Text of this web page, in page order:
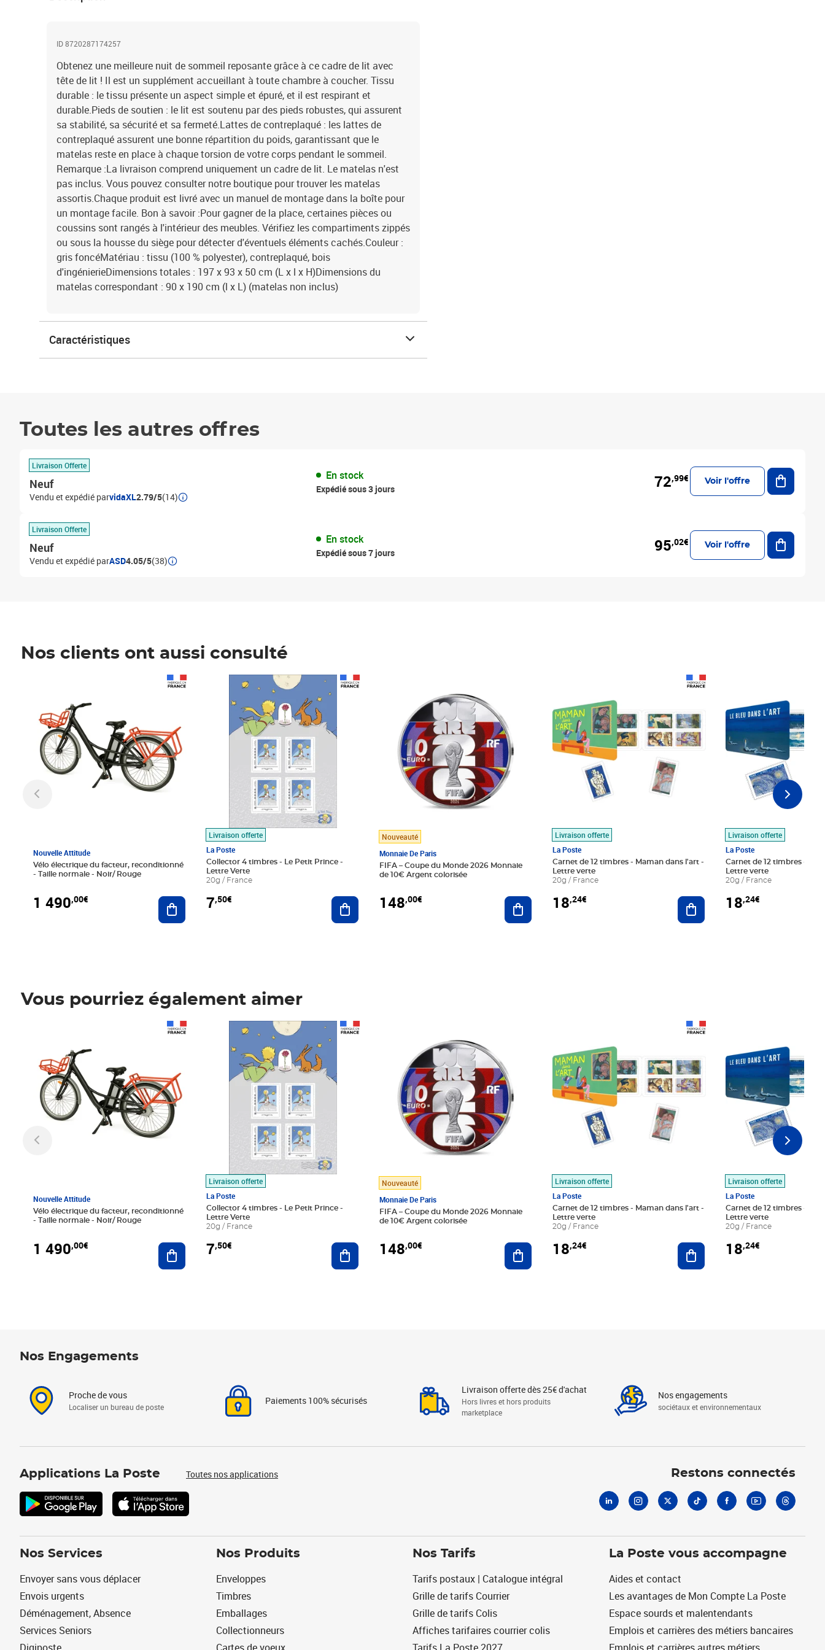
ID 8720287174257
Obtenez une meilleure nuit de sommeil reposante grâce à ce cadre de lit avec
tête de lit ! Il est un supplément accueillant à toute chambre à coucher. Tissu
durable : le tissu présente un aspect simple et épuré, et il est respirant et
durable.Pieds de soutien : le lit est soutenu par des pieds robustes, qui assurent
sa stabilité, sa sécurité et sa fermeté.Lattes de contreplaqué : les lattes de
contreplaqué assurent une bonne répartition du poids, garantissant que le
matelas reste en place à chaque torsion de votre corps pendant le sommeil.
Remarque :La livraison comprend uniquement un cadre de lit. Le matelas n'est
pas inclus. Vous pouvez consulter notre boutique pour trouver les matelas
assortis.Chaque produit est livré avec un manuel de montage dans la boîte pour
un montage facile. Bon à savoir :Pour gagner de la place, certaines pièces ou
coussins sont rangés à l'intérieur des meubles. Vérifiez les compartiments zippés
ou sous la housse du siège pour détecter d'éventuels éléments cachés.Couleur :
gris foncéMatériau : tissu (100 % polyester), contreplaqué, bois
d'ingénierieDimensions totales : 197 x 93 x 50 cm (L x l x H)Dimensions du
matelas correspondant : 90 x 190 cm (l x L) (matelas non inclus)
Caractéristiques
Toutes les autres offres
Livraison Offerte
Neuf
Vendu et expédié parvidaXL2.79/5(14)
En stock
Expédié sous 3 jours 72,99€ Voir l'offre
Ajouter
Livraison Offerte
Neuf
Vendu et expédié parASD4.05/5(38)
En stock
Expédié sous 7 jours 95,02€ Voir l'offre
Ajouter
Nos clients ont aussi consulté
Nouvelle Attitude
Vélo électrique du facteur, reconditionné
- Taille normale - Noir/ Rouge
1 490,00€ Ajouter au panier
Livraison offerte
La Poste
Collector 4 timbres - Le Petit Prince -
Lettre Verte
20g / France
7,50€
Prix 7,50€
Ajouter au panier
Nouveauté
Monnaie De Paris
FIFA – Coupe du Monde 2026 Monnaie
de 10€ Argent colorisée
148,00€ Ajouter au panier
Livraison offerte
La Poste
Carnet de 12 timbres - Maman dans l'art -
Lettre verte
20g / France
18,24€ Ajouter au panier
Livraison offerte
La Poste
Carnet de 12 timbres - Le
Lettre verte
20g / France
18,24€
Vous pourriez également aimer
Nouvelle Attitude
Vélo électrique du facteur, reconditionné
- Taille normale - Noir/ Rouge
1 490,00€ Ajouter au panier
Livraison offerte
La Poste
Collector 4 timbres - Le Petit Prince -
Lettre Verte
20g / France
7,50€
Prix 7,50€
Ajouter au panier
Nouveauté
Monnaie De Paris
FIFA – Coupe du Monde 2026 Monnaie
de 10€ Argent colorisée
148,00€ Ajouter au panier
Livraison offerte
La Poste
Carnet de 12 timbres - Maman dans l'art -
Lettre verte
20g / France
18,24€ Ajouter au panier
Livraison offerte
La Poste
Carnet de 12 timbres - Le
Lettre verte
20g / France
18,24€
Nos Engagements
Proche de vous
Localiser un bureau de poste
Paiements 100% sécurisés
Livraison offerte dès 25€ d'achat
Hors livres et hors produits
marketplace
Nos engagements
sociétaux et environnementaux
Applications La Poste Toutes nos applications Restons connectés
Nos Services
Envoyer sans vous déplacer
Envois urgents
Déménagement, Absence
Services Seniors
Nos Produits
Enveloppes
Timbres
Emballages
Collectionneurs
Nos Tarifs
Tarifs postaux | Catalogue intégral
Grille de tarifs Courrier
Grille de tarifs Colis
Affiches tarifaires courrier colis
La Poste vous accompagne
Aides et contact
Les avantages de Mon Compte La Poste
Espace sourds et malentendants
Emplois et carrières des métiers bancaires